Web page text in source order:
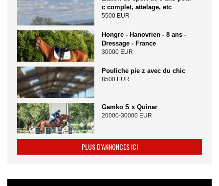
c complet, attelage, etc
5500 EUR
Hongre - Hanovrien - 8 ans -
Dressage - France
30000 EUR
Pouliche pie z avec du chic
8500 EUR
Gamko S x Quinar
20000-30000 EUR
PLUS D’ANNONCES ICI